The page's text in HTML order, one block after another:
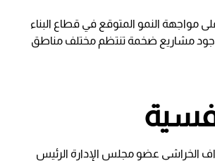
مواجهة النمو المتوقع في قطاع البناء
مشاريع ضخمة تنتظم مختلف مناطق
الخراشي عضو مجلس الإدارة الرئيس